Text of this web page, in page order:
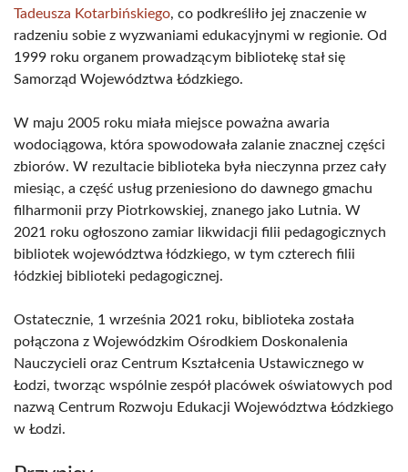
Tadeusza Kotarbińskiego, co podkreśliło jej znaczenie w
radzeniu sobie z wyzwaniami edukacyjnymi w regionie. Od
1999 roku organem prowadzącym bibliotekę stał się
Samorząd Województwa Łódzkiego.
W maju 2005 roku miała miejsce poważna awaria
wodociągowa, która spowodowała zalanie znacznej części
zbiorów. W rezultacie biblioteka była nieczynna przez cały
miesiąc, a część usług przeniesiono do dawnego gmachu
filharmonii przy Piotrkowskiej, znanego jako Lutnia. W
2021 roku ogłoszono zamiar likwidacji filii pedagogicznych
bibliotek województwa łódzkiego, w tym czterech filii
łódzkiej biblioteki pedagogicznej.
Ostatecznie, 1 września 2021 roku, biblioteka została
połączona z Wojewódzkim Ośrodkiem Doskonalenia
Nauczycieli oraz Centrum Kształcenia Ustawicznego w
Łodzi, tworząc wspólnie zespół placówek oświatowych pod
nazwą Centrum Rozwoju Edukacji Województwa Łódzkiego
w Łodzi.